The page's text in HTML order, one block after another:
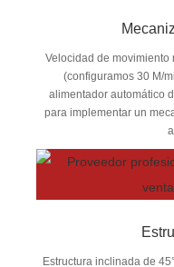
Velocidad de movimiento
(configuramos 30 M/
alimentador automático
para implementar un
Estructura inclinada de